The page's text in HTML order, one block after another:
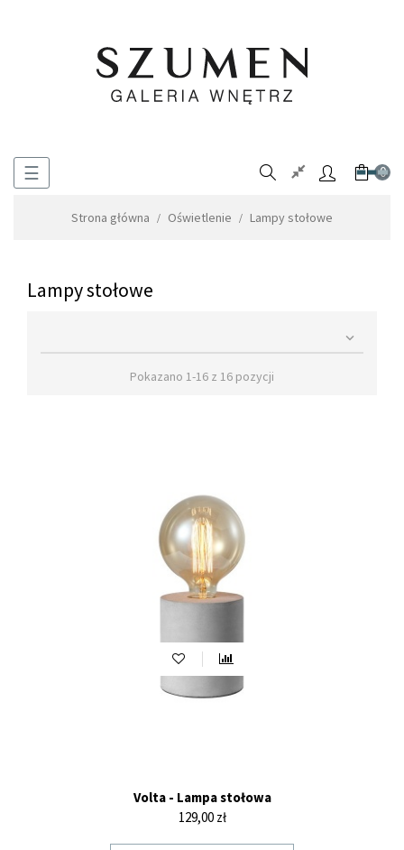
Toggle
☰ 0
Strona główna Oświetlenie Lampy stołowe
Lampy stołowe

Pokazano 1-16 z 16 pozycji
Volta - Lampa stołowa
Cena
129,00 zł